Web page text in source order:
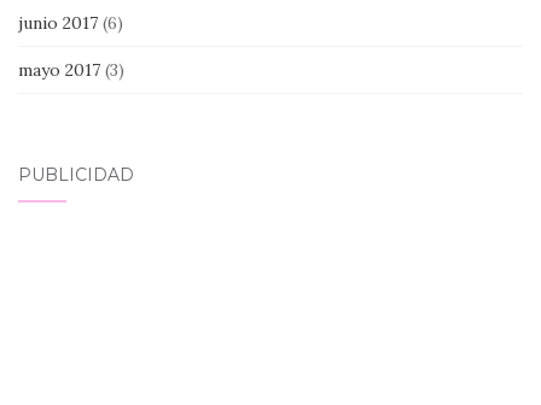
junio 2017 (6)
mayo 2017 (3)
PUBLICIDAD